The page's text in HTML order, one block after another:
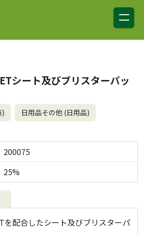
ョン
シート及びブリスターパッ
) 日用品その他 (日用品)
200075
25%
を配合したシート及びブリスターパ